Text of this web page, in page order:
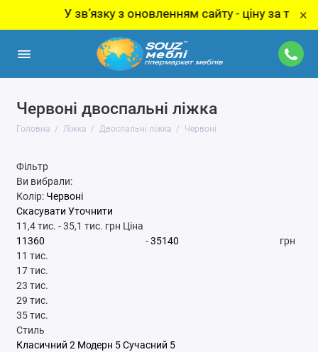
У звʼязку з оновленням сайту - ціну за товар ×
Червоні двоспальні ліжка
Головна Ліжка Двоспальні ліжка Червоні
Фільтр
Ви вибрали:
Колір: Червоні
Скасувати Уточнити
11,4 тис. -35,1 тис. грн Ціна
-
грн
11 тис.
17 тис.
23 тис.
29 тис.
35 тис.
Стиль
Класичний 2 Модерн 5 Сучасний 5